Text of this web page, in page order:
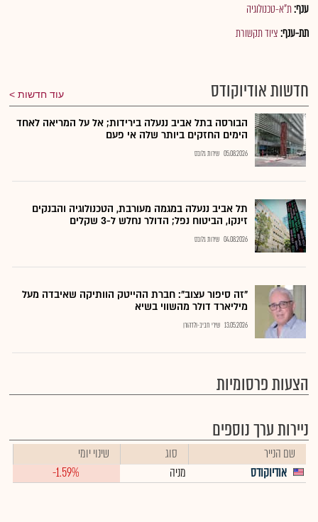
ענף:ת"א-טכנולוגיה
תת-ענף:ציוד תקשורת
חדשות אודיוקודס עוד חדשות
הבורסה בתל אביב ננעלה בירידות; אל על המריאה לאחד
הימים החזקים ביותר שלה אי פעם
05.08.2026 שירות גלובס
תל אביב ננעלה במגמה מעורבת, הטכנולוגיה והבנקים
זינקו, הביטוח נפל; הדולר נחלש ל-3 שקלים
04.08.2026 שירות גלובס
"זה סיפור עצוב": חברת ההייטק הוותיקה שאיבדה מעל
מיליארד דולר מהשווי בשיא
13.05.2026 שירי חביב-ולדהורן
הצעות פרסומיות
ניירות ערך נוספים
שם הנייר סוג
שינוי יומי
אודיוקודס
מניה -1.59%